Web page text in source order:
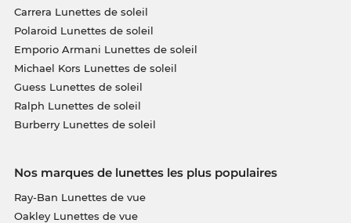
Carrera Lunettes de soleil
Polaroid Lunettes de soleil
Emporio Armani Lunettes de soleil
Michael Kors Lunettes de soleil
Guess Lunettes de soleil
Ralph Lunettes de soleil
Burberry Lunettes de soleil
Nos marques de lunettes les plus populaires
Ray-Ban Lunettes de vue
Oakley Lunettes de vue